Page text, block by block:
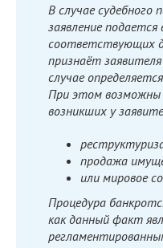
В случае судебного
заявление
соответствующих
признаёт
случае
При этом возможны
возникших у
продажа
или мировое
Процедура
как данный факт